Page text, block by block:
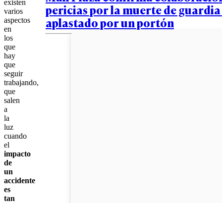
existen
varios
aspectos
en
los
que
hay
que
seguir
trabajando,
que
salen
a
la
luz
cuando
el
impacto
de
un
accidente
es
tan
pericias por la muerte de
aplastado por un portón